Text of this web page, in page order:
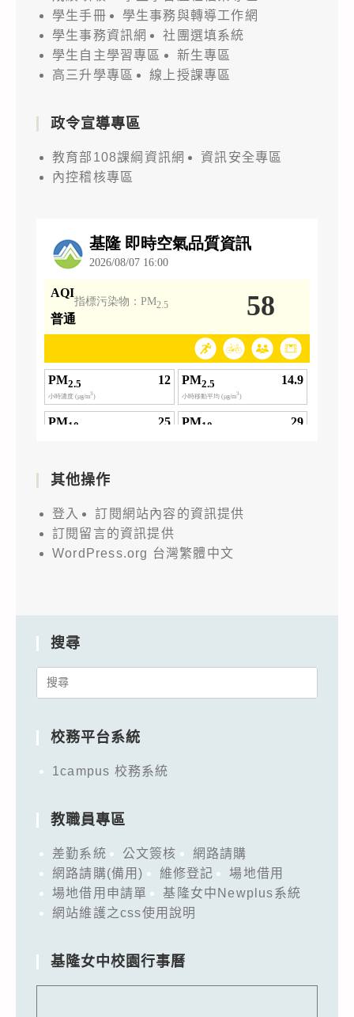
學生手冊
學生事務與轉導工作網
學生事務資訊網
社團選填系統
學生自主學習專區
新生專區
高三升學專區
線上授課專區
政令宣導專區
教育部108課綱資訊網
資訊安全專區
內控稽核專區
其他操作
登入
訂閱網站內容的資訊提供
訂閱留言的資訊提供
WordPress.org 台灣繁體中文
搜尋
Search
校務平台系統
1campus 校務系統
教職員專區
差勤系統 公文簽核
網路請購
網路請購(備用)
維修登記
場地借用
場地借用申請單
基隆女中Newplus系統
網站維護之css使用說明
基隆女中校園行事曆